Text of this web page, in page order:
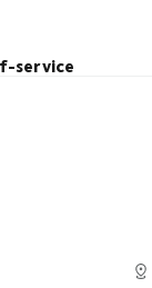
service